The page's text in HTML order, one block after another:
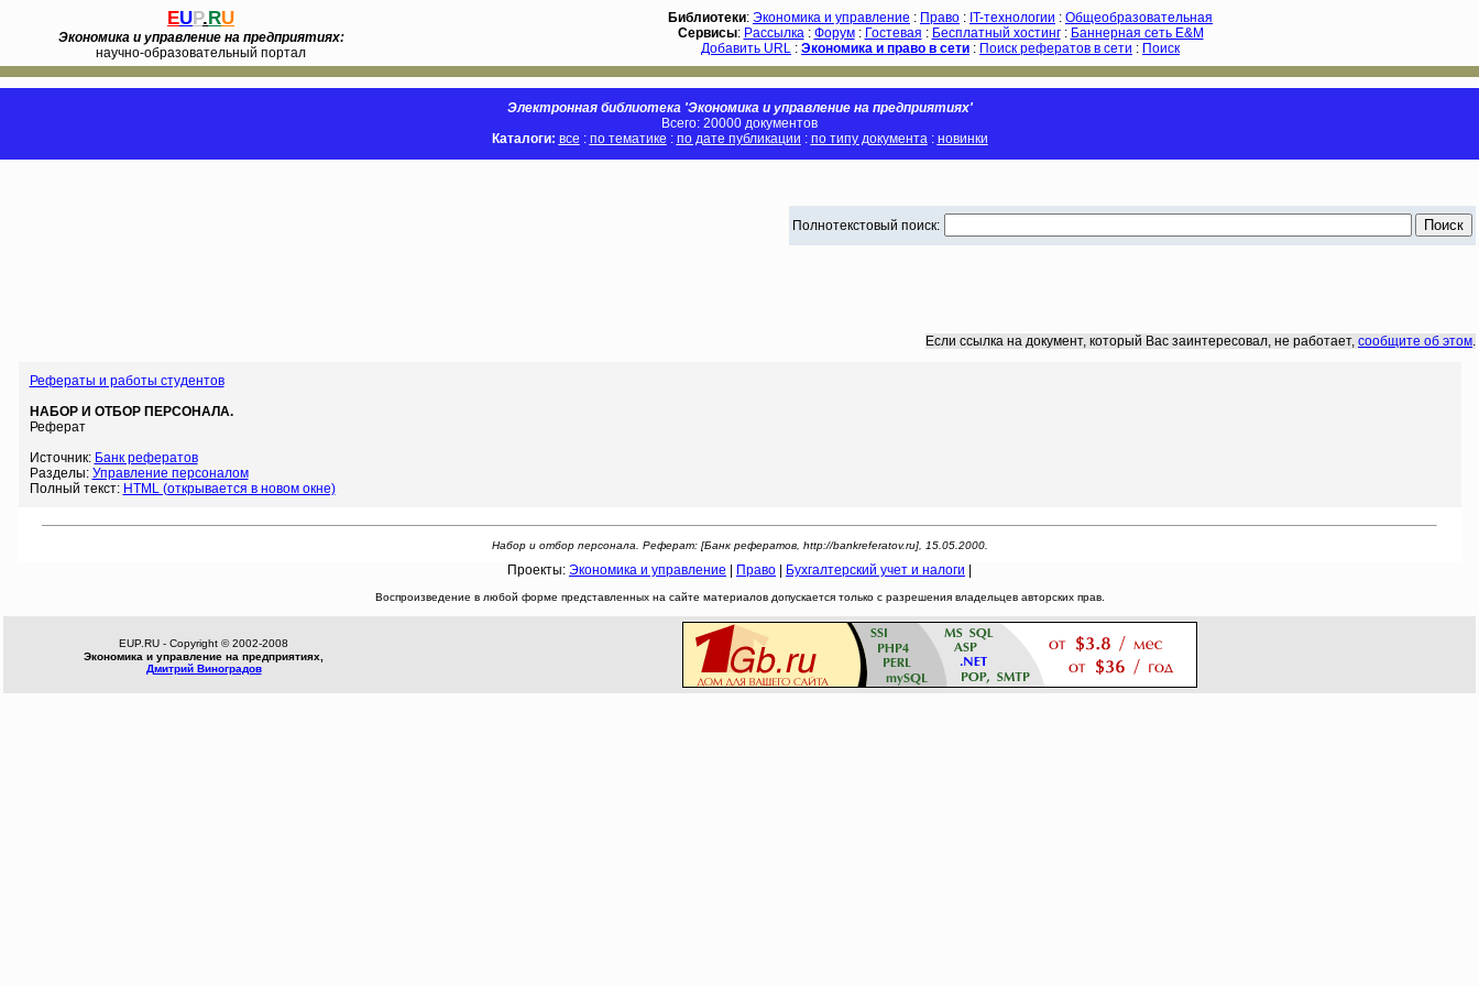
EUP.RU
Экономика и управление на предприятиях:
научно-образовательный портал
Библиотеки: Экономика и управление : Право : IT-технологии : Общеобразовательная
Сервисы: Рассылка: Форум: Гостевая : Бесплатный хостинг: Баннерная сеть E&M
Добавить URL : Экономика и право в сети : Поиск рефератов в сети : Поиск
Электронная библиотека 'Экономика и управление на предприятиях'
Всего: 20000 документов
Каталоги: все : по тематике : по дате публикации : по типу документа: новинки
Полнотекстовый поиск:
Если ссылка на документ, который Вас заинтересовал, не работает, сообщите об этом.
Рефераты и работы студентов
НАБОР И ОТБОР ПЕРСОНАЛА.
Реферат
Источник: Банк рефератов
Разделы: Управление персоналом
Полный текст: HTML (открывается в новом окне)
Набор и отбор персонала. Реферат: [Банк рефератов, http://bankreferatov.ru], 15.05.2000.
Проекты: Экономика и управление Право Бухгалтерский учет и налоги
Воспроизведение в любой форме представленных на сайте материалов допускается только с разрешения владельцев авторских прав.
EUP.RU - Copyright © 2002-2008
Экономика и управление на предприятиях,
Дмитрий Виноградов